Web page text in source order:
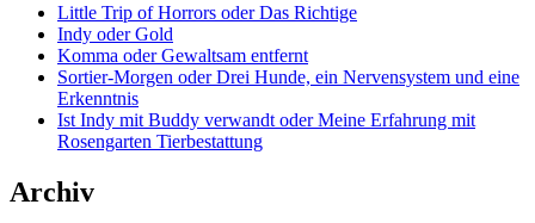
Little Trip of Horrors oder Das Richtige
Indy oder Gold
Komma oder Gewaltsam entfernt
Sortier-Morgen oder Drei Hunde, ein Nervensystem und eine
Erkenntnis
Ist Indy mit Buddy verwandt oder Meine Erfahrung mit
Rosengarten Tierbestattung
Archiv